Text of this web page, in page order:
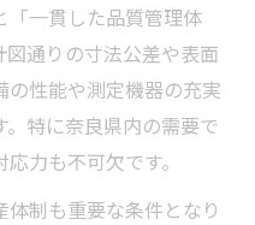
県がおすすめな理由
ばれる理由を探る
のメリットとは
先を選ぶ優位性
「一貫した品質管理体
通りの寸法公差や表面
性能や測定機器の充実
特に奈良県内の需要で
力も不可欠です。
制も重要な条件となり